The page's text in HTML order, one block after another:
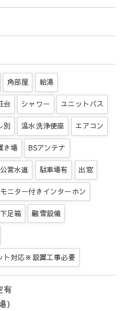
角部屋 給湯
台 シャワー ユニットバス
別 温水洗浄便座 エアコン
き場 BSアンテナ
公営水道 駐車場有 出窓
モニター付きインターホン
下足箱 融雪設備
ト対応※設置工事必要
有
）